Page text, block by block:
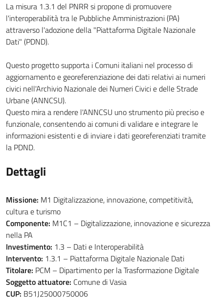
La misura 1.3.1 del PNRR si propone di promuovere
l'interoperabilità tra le Pubbliche Amministrazioni (PA)
attraverso l'adozione della "Piattaforma Digitale Nazionale
Dati" (PDND).
Questo progetto supporta i Comuni italiani nel processo di
aggiornamento e georeferenziazione dei dati relativi ai numeri
civici nell'Archivio Nazionale dei Numeri Civici e delle Strade
Urbane (ANNCSU).
Questo mira a rendere l'ANNCSU uno strumento più preciso e
funzionale, consentendo ai comuni di validare e integrare le
informazioni esistenti e di inviare i dati georeferenziati tramite
la PDND.
Dettagli
Missione: M1 Digitalizzazione, innovazione, competitività,
cultura e turismo
Componente: M1C1 – Digitalizzazione, innovazione e sicurezza
nella PA
Investimento: 1.3 – Dati e Interoperabilità
Intervento: 1.3.1 – Piattaforma Digitale Nazionale Dati
Titolare: PCM – Dipartimento per la Trasformazione Digitale
Soggetto attuatore: Comune di Vasia
CUP: B51J25000750006